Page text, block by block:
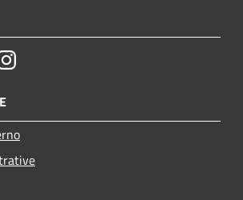
Instagram